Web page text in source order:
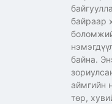
байраар
байна.
аймгийн
төр,